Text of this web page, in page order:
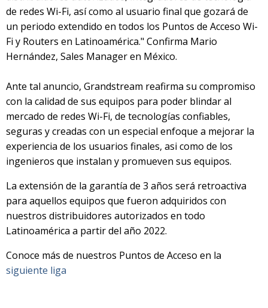
de redes Wi-Fi, así como al usuario final que gozará de
un periodo extendido en todos los Puntos de Acceso Wi-
Fi y Routers en Latinoamérica." Confirma Mario
Hernández, Sales Manager en México.
Ante tal anuncio, Grandstream reafirma su compromiso
con la calidad de sus equipos para poder blindar al
mercado de redes Wi-Fi, de tecnologías confiables,
seguras y creadas con un especial enfoque a mejorar la
experiencia de los usuarios finales, asi como de los
ingenieros que instalan y promueven sus equipos.
La extensión de la garantía de 3 años será retroactiva
para aquellos equipos que fueron adquiridos con
nuestros distribuidores autorizados en todo
Latinoamérica a partir del año 2022.
Conoce más de nuestros Puntos de Acceso en la
siguiente liga